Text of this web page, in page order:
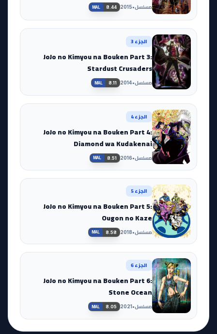
مسلسل•
2015
MAL 8.44
الجزء 3
JoJo no Kimyou na Bouken Part 3:
Stardust Crusaders
مسلسل•
2014
MAL 8.11
الجزء 4
JoJo no Kimyou na Bouken Part 4:
Diamond wa Kudakenai
مسلسل•
2016
MAL 8.51
الجزء 5
JoJo no Kimyou na Bouken Part 5:
Ougon no Kaze
مسلسل•
2018
MAL 8.58
الجزء 6
JoJo no Kimyou na Bouken Part 6:
Stone Ocean
مسلسل•
2021
MAL 8.05